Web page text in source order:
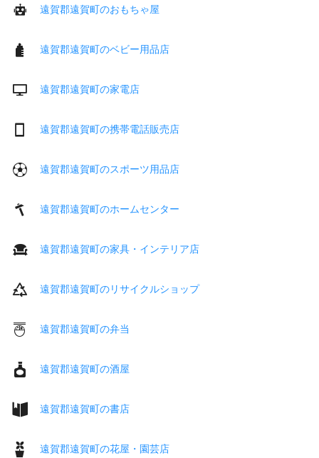
遠賀郡遠賀町のおもちゃ屋
遠賀郡遠賀町のベビー用品店
遠賀郡遠賀町の家電店
遠賀郡遠賀町の携帯電話販売店
遠賀郡遠賀町のスポーツ用品店
遠賀郡遠賀町のホームセンター
遠賀郡遠賀町の家具・インテリア店
遠賀郡遠賀町のリサイクルショップ
遠賀郡遠賀町の弁当
遠賀郡遠賀町の酒屋
遠賀郡遠賀町の書店
遠賀郡遠賀町の花屋・園芸店